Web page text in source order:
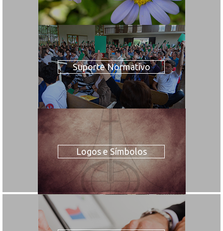
Suporte Normativo
Logos e Símbolos